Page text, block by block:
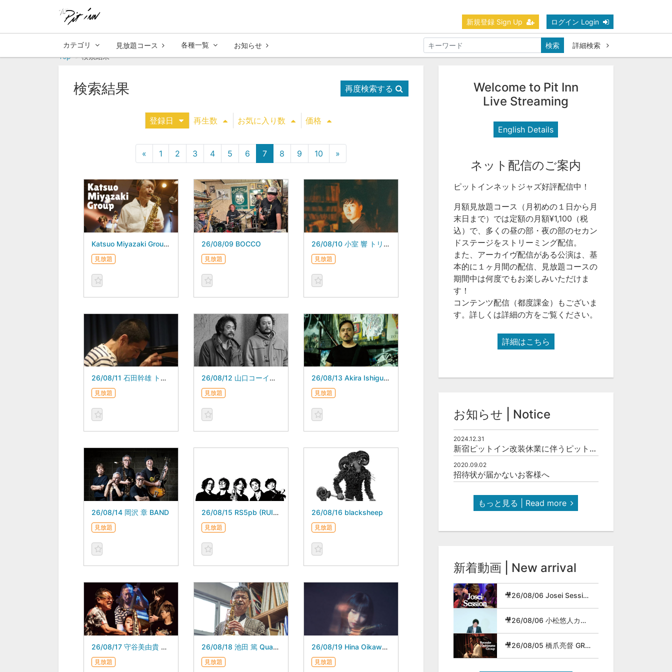
新規登録 Sign Up ログイン Login
カテゴリ 見放題コース 各種一覧 お知らせ 検索
詳細検索
Top
検索結果
検索結果 再度検索する
登録日 再生数 お気に入り数 価格
« 1 2 3 4 5 6 7 8 9 10 »
Katsuo Miyazaki Group - July 08, 2026 -
見放題
26/08/09 BOCCO
見放題
26/08/10 小室 響 トリオ
見放題
26/08/11 石田幹雄 トリオ
見放題
26/08/12 山口コーイチ トリオ
見放題
26/08/13 Akira Ishiguro America Quartet
見放題
26/08/14 岡沢 章 BAND
見放題
26/08/15 RS5pb (RUIKE SHINPEI 5piece band)
見放題
26/08/16 blacksheep
見放題
26/08/17 守谷美由貴 スペシャルセッション featuring 板橋文夫
見放題
26/08/18 池田 篤 Quartet New Album “Weaver of Dreams”Release Live
見放題
26/08/19 Hina Oikawa Short Songs "Short Songs" リリースライブ
見放題
Welcome to Pit Inn
Live Streaming
English Details
ネット配信のご案内
ピットインネットジャズ好評配信中！
月額見放題コース（月初めの１日から月
末日まで）では定額の月額¥1,100（税
込）で、多くの昼の部・夜の部のセカン
ドステージをストリーミング配信。
また、アーカイヴ配信がある公演は、基
本的に１ヶ月間の配信、見放題コースの
期間中は何度でもお楽しみいただけま
す！
コンテンツ配信（都度課金）もございま
す。詳しくは詳細の方をご覧ください。
詳細はこちら
お知らせ | Notice
2024.12.31
新宿ピットイン改装休業に伴うピットインネットジャズのご案内
2020.09.02
招待状が届かないお客様へ
もっと見る | Read more
新着動画 | New arrival
🎥26/08/06 Josei Session
🎥26/08/06 小松悠人カルテット
🎥26/08/05 橋爪亮督 GROUP